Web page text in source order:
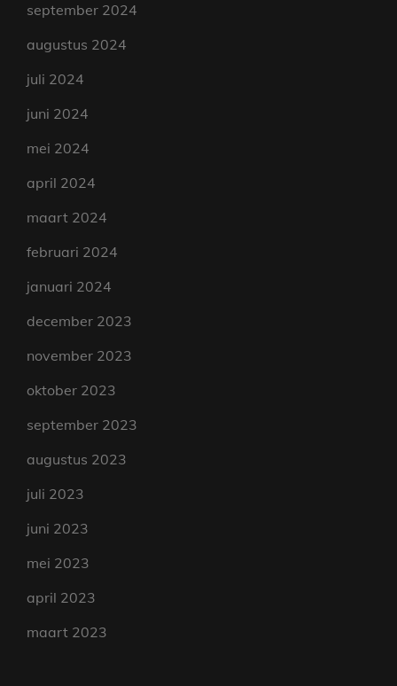
september 2024
augustus 2024
juli 2024
juni 2024
mei 2024
april 2024
maart 2024
februari 2024
januari 2024
december 2023
november 2023
oktober 2023
september 2023
augustus 2023
juli 2023
juni 2023
mei 2023
april 2023
maart 2023